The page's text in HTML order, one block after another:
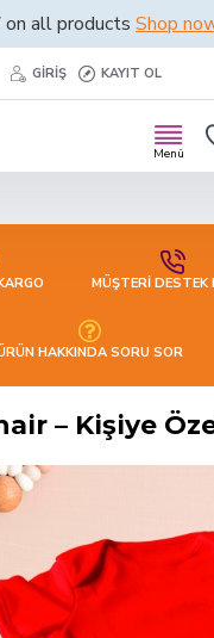
on all products Shop
GIRIŞ KAYIT OL
MÜŞTERİ
HAKKINDA SORU SOR
– Kişiye